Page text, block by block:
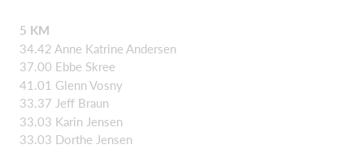
5 KM
34.42 Anne Katrine Andersen
37.00 Ebbe Skree
41.01 Glenn Vosny
33.37 Jeff Braun
33.03 Karin Jensen
33.03 Dorthe Jensen